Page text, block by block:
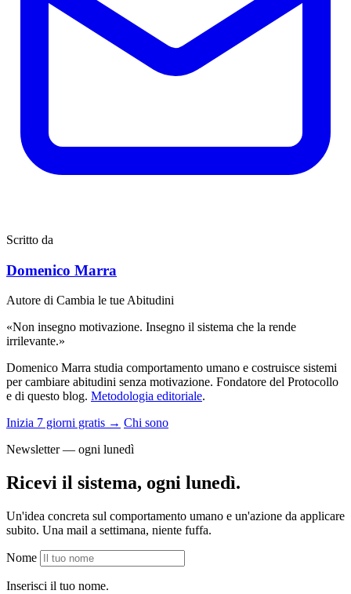
Scritto da
Domenico Marra
Autore di Cambia le tue Abitudini
«Non insegno motivazione. Insegno il sistema che la rende
irrilevante.»
Domenico Marra studia comportamento umano e costruisce sistemi
per cambiare abitudini senza motivazione. Fondatore del Protocollo
e di questo blog. Metodologia editoriale.
Inizia 7 giorni gratis → Chi sono
Newsletter — ogni lunedì
Ricevi il sistema, ogni lunedì.
Un'idea concreta sul comportamento umano e un'azione da applicare
subito. Una mail a settimana, niente fuffa.
Nome
Inserisci il tuo nome.